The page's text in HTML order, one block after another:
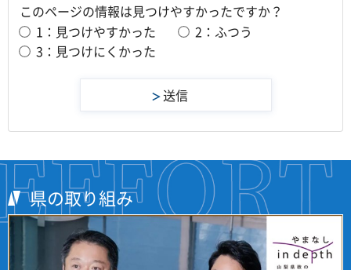
このページの情報は見つけやすかったですか？
1：見つけやすかった
2：ふつう
3：見つけにくかった
県の取り組み